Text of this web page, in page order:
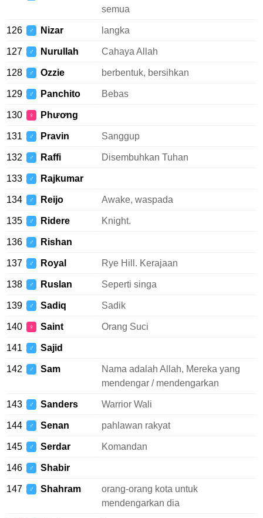
semua
126 ♂ Nizar langka
127 ♂ Nurullah Cahaya Allah
128 ♂ Ozzie berbentuk, bersihkan
129 ♂ Panchito Bebas
130 ♀ Phương
131 ♂ Pravin Sanggup
132 ♂ Raffi Disembuhkan Tuhan
133 ♂ Rajkumar
134 ♂ Reijo Awake, waspada
135 ♂ Ridere Knight.
136 ♂ Rishan
137 ♂ Royal Rye Hill. Kerajaan
138 ♂ Ruslan Seperti singa
139 ♂ Sadiq Sadik
140 ♀ Saint Orang Suci
141 ♂ Sajid
142 ♂ Sam
Nama adalah Allah, Mereka yang
mendengar / mendengarkan
143 ♂ Sanders Warrior Wali
144 ♂ Senan pahlawan rakyat
145 ♂ Serdar Komandan
146 ♂ Shabir
147 ♂ Shahram
orang-orang kota untuk
mendengarkan dia